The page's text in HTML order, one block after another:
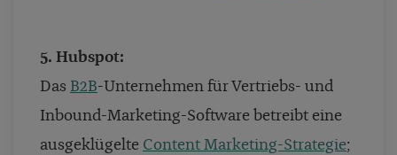
5. Hubspot:
Das B2B-Unternehmen für Vertriebs- und
Inbound-Marketing-Software betreibt eine
ausgeklügelte Content Marketing-Strategie;